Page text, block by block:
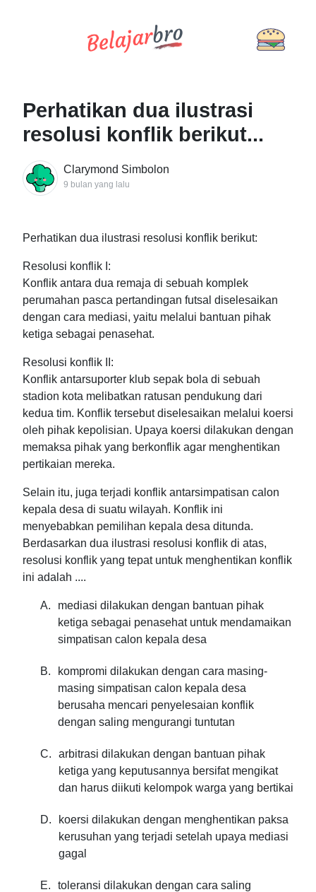
Perhatikan dua ilustrasi
resolusi konflik berikut...
Clarymond Simbolon
9 bulan yang lalu
Perhatikan dua ilustrasi resolusi konflik berikut:
Resolusi konflik I:
Konflik antara dua remaja di sebuah komplek
perumahan pasca pertandingan futsal diselesaikan
dengan cara mediasi, yaitu melalui bantuan pihak
ketiga sebagai penasehat.
Resolusi konflik II:
Konflik antarsuporter klub sepak bola di sebuah
stadion kota melibatkan ratusan pendukung dari
kedua tim. Konflik tersebut diselesaikan melalui koersi
oleh pihak kepolisian. Upaya koersi dilakukan dengan
memaksa pihak yang berkonflik agar menghentikan
pertikaian mereka.
Selain itu, juga terjadi konflik antarsimpatisan calon
kepala desa di suatu wilayah. Konflik ini
menyebabkan pemilihan kepala desa ditunda.
Berdasarkan dua ilustrasi resolusi konflik di atas,
resolusi konflik yang tepat untuk menghentikan konflik
ini adalah ....
A.
mediasi dilakukan dengan bantuan pihak
ketiga sebagai penasehat untuk mendamaikan
simpatisan calon kepala desa
B.
kompromi dilakukan dengan cara masing-
masing simpatisan calon kepala desa
berusaha mencari penyelesaian konflik
dengan saling mengurangi tuntutan
C.
arbitrasi dilakukan dengan bantuan pihak
ketiga yang keputusannya bersifat mengikat
dan harus diikuti kelompok warga yang bertikai
D.
koersi dilakukan dengan menghentikan paksa
kerusuhan yang terjadi setelah upaya mediasi
gagal
E.
toleransi dilakukan dengan cara saling